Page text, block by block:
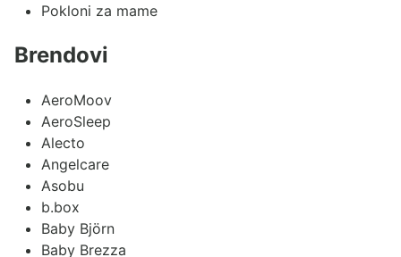
Pokloni za mame
Brendovi
AeroMoov
AeroSleep
Alecto
Angelcare
Asobu
b.box
Baby Björn
Baby Brezza